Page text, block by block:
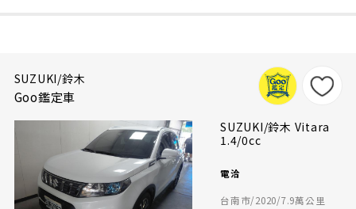
SUZUKI/鈴木
Goo鑑定車
SUZUKI/鈴木 Vitara
1.4/0cc
電洽
台南市/2020/7.9萬公里